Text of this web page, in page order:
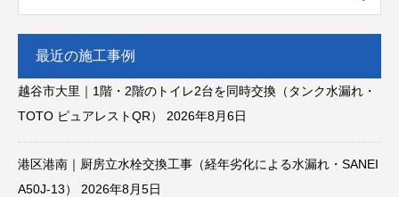
最近の施工事例
越谷市大里｜1階・2階のトイレ2台を同時交換（タンク水漏れ・
TOTO ピュアレストQR）
2026年8月6日
港区港南｜厨房立水栓交換工事（経年劣化による水漏れ・SANEI
A50J-13）
2026年8月5日